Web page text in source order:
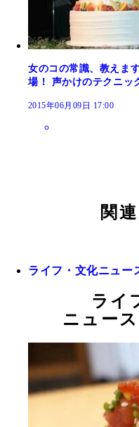
女のコの常識、教えま
場！ 声かけのテクニッ
2015年06月09日 17:00
関
ライフ・文化ニュー
ライ
ニュー